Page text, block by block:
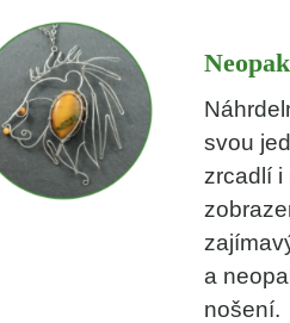
svou
zrcadlí i
a
nošení.